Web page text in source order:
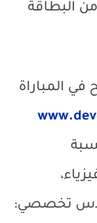
البطاقة
المباراة
تخصصي: